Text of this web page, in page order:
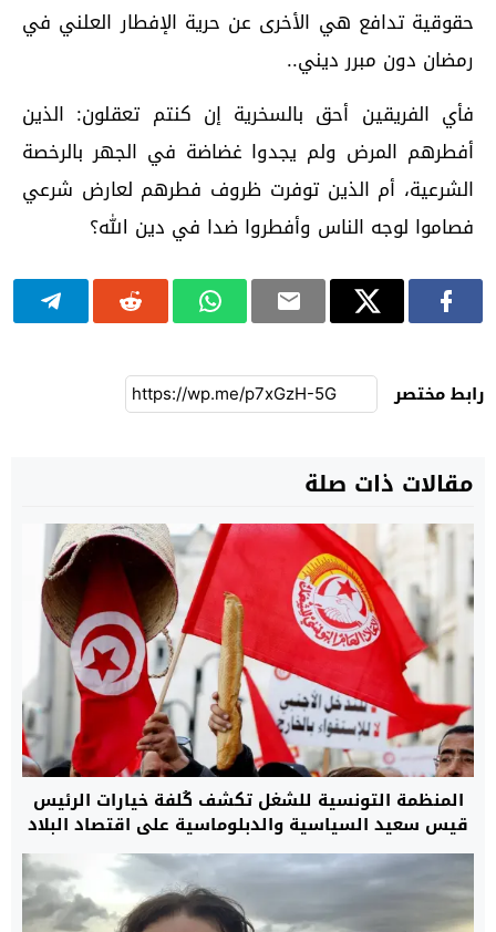
حقوقية تدافع هي الأخرى عن حرية الإفطار العلني في
رمضان دون مبرر ديني..
فأي الفريقين أحق بالسخرية إن كنتم تعقلون: الذين
أفطرهم المرض ولم يجدوا غضاضة في الجهر بالرخصة
الشرعية، أم الذين توفرت ظروف فطرهم لعارض شرعي
فصاموا لوجه الناس وأفطروا ضدا في دين الله؟
رابط مختصر
مقالات ذات صلة
المنظمة التونسية للشغل تكشف كُلفة خيارات الرئيس
قيس سعيد السياسية والدبلوماسية على اقتصاد البلاد
المتدهور